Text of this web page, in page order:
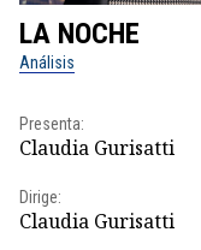
LA NOCHE
Análisis
Presenta:
Claudia Gurisatti
Dirige:
Claudia Gurisatti